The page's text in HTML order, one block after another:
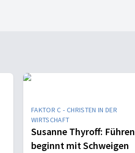
FAKTOR C - CHRISTEN IN DER
WIRTSCHAFT
Susanne Thyroff: Führen
beginnt mit Schweigen